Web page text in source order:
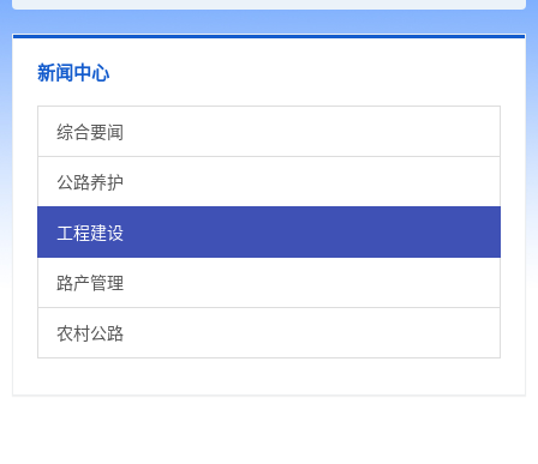
新闻中心
综合要闻
公路养护
工程建设
路产管理
农村公路